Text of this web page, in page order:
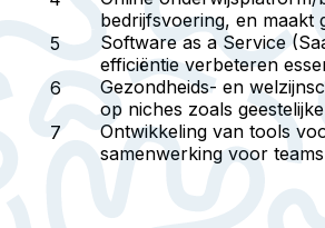
bedrijfsvoering, en maakt
Software as a Service
efficiëntie verbeteren
Gezondheids- en
op niches zoals
Ontwikkeling van tools
samenwerking voor